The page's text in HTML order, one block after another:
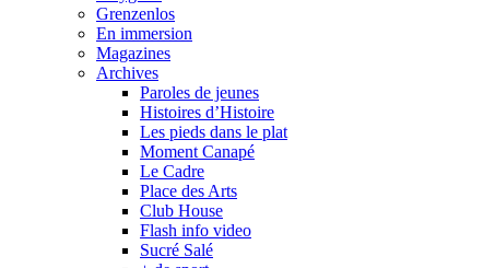
Grenzenlos
En immersion
Magazines
Archives
Paroles de jeunes
Histoires d’Histoire
Les pieds dans le plat
Moment Canapé
Le Cadre
Place des Arts
Club House
Flash info video
Sucré Salé